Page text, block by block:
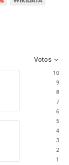
Votos
10
9
8
7
6
5
4
3
2
1